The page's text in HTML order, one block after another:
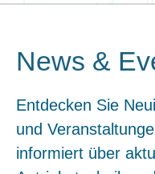
News &
Entdecken Sie
und
informiert über